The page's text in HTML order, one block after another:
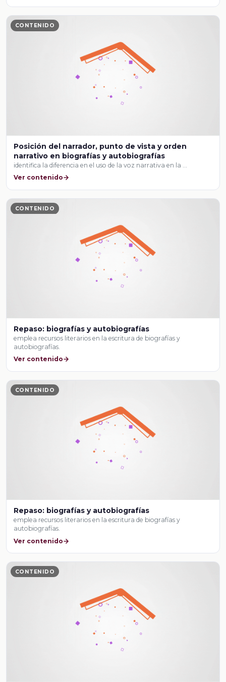
CONTENIDO
Posición del narrador, punto de vista y orden
narrativo en biografías y autobiografías
identifica la diferencia en el uso de la voz narrativa en la …
Ver contenido
CONTENIDO
Repaso: biografías y autobiografías
emplea recursos literarios en la escritura de biografías y
autobiografías.
Ver contenido
CONTENIDO
Repaso: biografías y autobiografías
emplea recursos literarios en la escritura de biografías y
autobiografías.
Ver contenido
CONTENIDO